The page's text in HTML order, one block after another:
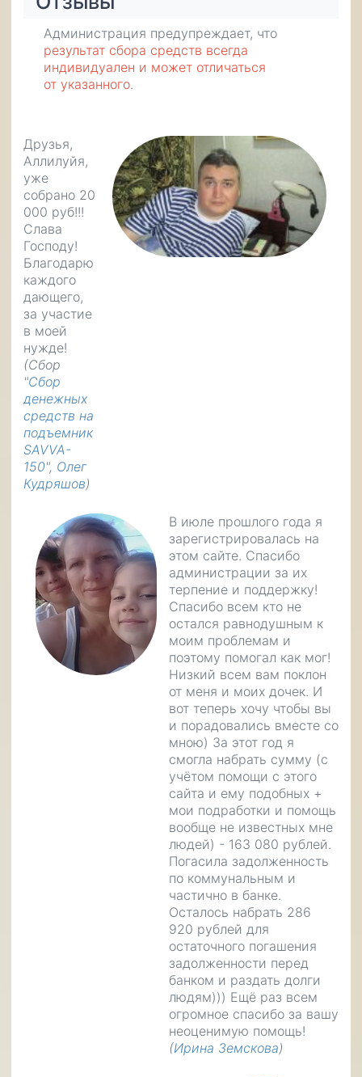
Администрация предупреждает, что
результат сбора средств всегда
индивидуален и может отличаться
от указанного.
Друзья,
Аллилуйя,
уже
собрано 20
000 руб!!!
Слава
Господу!
Благодарю
каждого
дающего,
за участие
в моей
нужде!
(Сбор
"Сбор
денежных
средств на
подъемник
SAVVA-
150", Олег
Кудряшов)
В июле прошлого года я
зарегистрировалась на
этом сайте. Спасибо
администрации за их
терпение и поддержку!
Спасибо всем кто не
остался равнодушным к
моим проблемам и
поэтому помогал как мог!
Низкий всем вам поклон
от меня и моих дочек. И
вот теперь хочу чтобы вы
и порадовались вместе со
мною) За этот год я
смогла набрать сумму (с
учётом помощи с этого
сайта и ему подобных +
мои подработки и помощь
вообще не известных мне
людей) - 163 080 рублей.
Погасила задолженность
по коммунальным и
частично в банке.
Осталось набрать 286
920 рублей для
остаточного погашения
задолженности перед
банком и раздать долги
людям))) Ещё раз всем
огромное спасибо за вашу
неоценимую помощь!
(Ирина Земскова)